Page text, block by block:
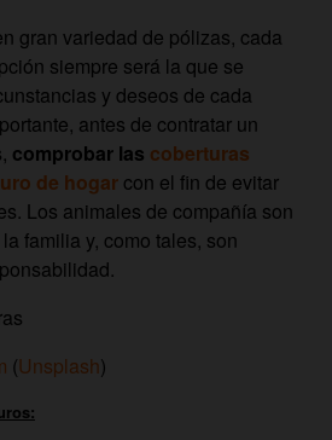
gran variedad de pólizas, cada
siempre será la que se
y deseos de cada
antes de contratar un
comprobar las coberturas
de hogar con el fin de evitar
Los animales de compañía son
familia y, como tales, son
(Unsplash)